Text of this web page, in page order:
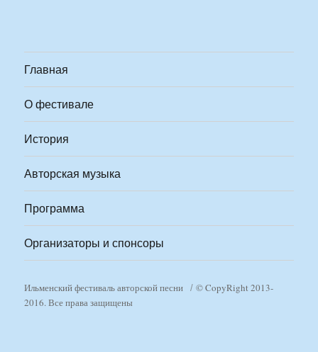
Главная
О фестивале
История
Авторская музыка
Программа
Организаторы и спонсоры
Ильменский фестиваль авторской песни
© CopyRight 2013-
2016. Все права защищены